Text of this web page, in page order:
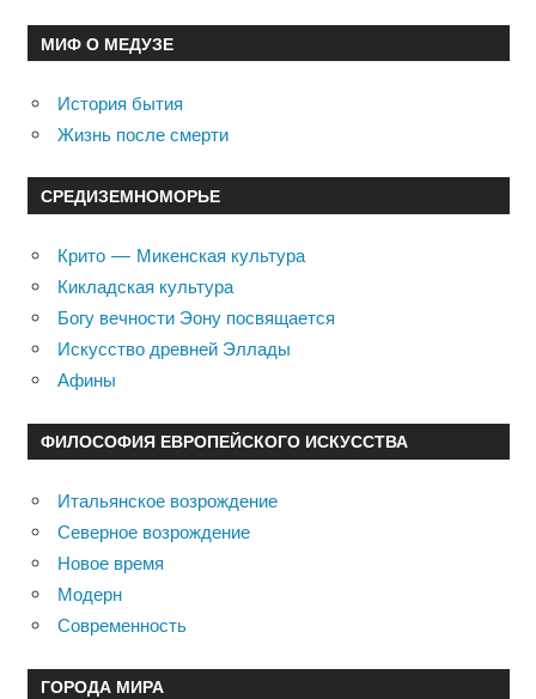
МИФ О МЕДУЗЕ
История бытия
Жизнь после смерти
СРЕДИЗЕМНОМОРЬЕ
Крито — Микенская культура
Кикладская культура
Богу вечности Эону посвящается
Искусство древней Эллады
Афины
ФИЛОСОФИЯ ЕВРОПЕЙСКОГО ИСКУССТВА
Итальянское возрождение
Северное возрождение
Новое время
Модерн
Современность
ГОРОДА МИРА